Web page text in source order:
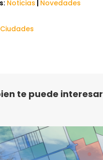
Noticias Novedades
Ciudades
te puede interesar